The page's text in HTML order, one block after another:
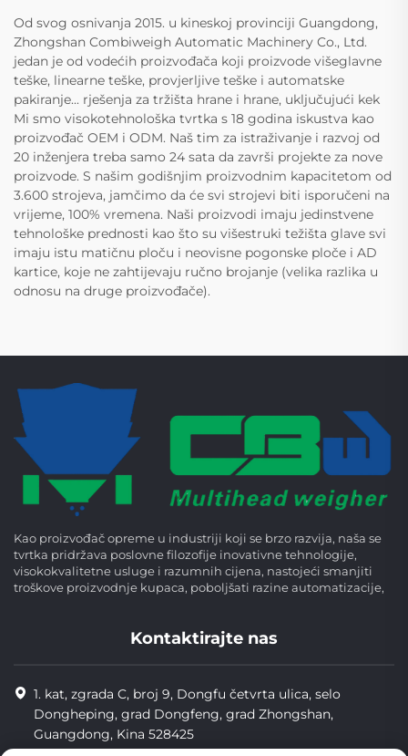
Od svog osnivanja 2015. u kineskoj provinciji Guangdong,
Zhongshan Combiweigh Automatic Machinery Co., Ltd.
jedan je od vodećih proizvođača koji proizvode višeglavne
teške, linearne teške, provjerljive teške i automatske
pakiranje... rješenja za tržišta hrane i hrane, uključujući kek
Mi smo visokotehnološka tvrtka s 18 godina iskustva kao
proizvođač OEM i ODM. Naš tim za istraživanje i razvoj od
20 inženjera treba samo 24 sata da završi projekte za nove
proizvode. S našim godišnjim proizvodnim kapacitetom od
3.600 strojeva, jamčimo da će svi strojevi biti isporučeni na
vrijeme, 100% vremena. Naši proizvodi imaju jedinstvene
tehnološke prednosti kao što su višestruki težišta glave svi
imaju istu matičnu ploču i neovisne pogonske ploče i AD
kartice, koje ne zahtijevaju ručno brojanje (velika razlika u
odnosu na druge proizvođače).
Kao proizvođač opreme u industriji koji se brzo razvija, naša se
tvrtka pridržava poslovne filozofije inovativne tehnologije,
visokokvalitetne usluge i razumnih cijena, nastojeći smanjiti
troškove proizvodnje kupaca, poboljšati razine automatizacije,
Kontaktirajte nas
1. kat, zgrada C, broj 9, Dongfu četvrta ulica, selo
Dongheping, grad Dongfeng, grad Zhongshan,
Guangdong, Kina 528425